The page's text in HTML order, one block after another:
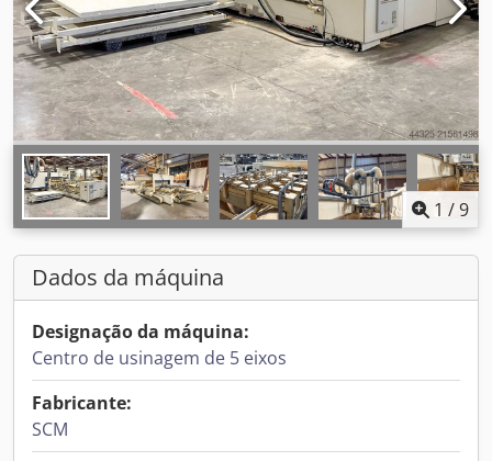
1 /9
Dados da máquina
Designação da máquina:
Centro de usinagem de 5 eixos
Fabricante:
SCM